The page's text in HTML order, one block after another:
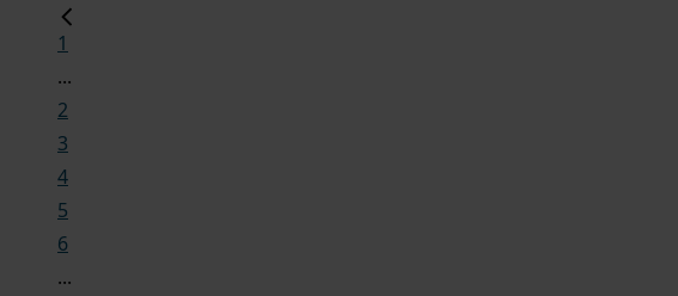
1
...
2
3
4
5
6
...